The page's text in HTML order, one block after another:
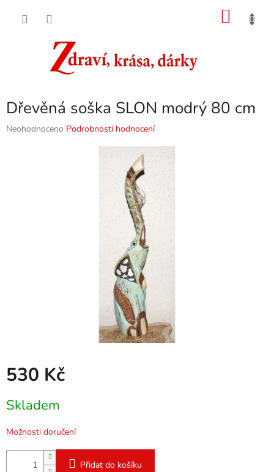
Dřevěná soška SLON modrý 80 cm
Průměrné
Neohodnoceno Podrobnosti hodnocení
530 Kč
cena:
Skladem
Možnosti doručení
Přidat do košíku